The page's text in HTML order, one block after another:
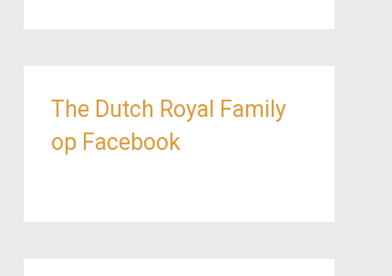
The Dutch Royal Family
op Facebook